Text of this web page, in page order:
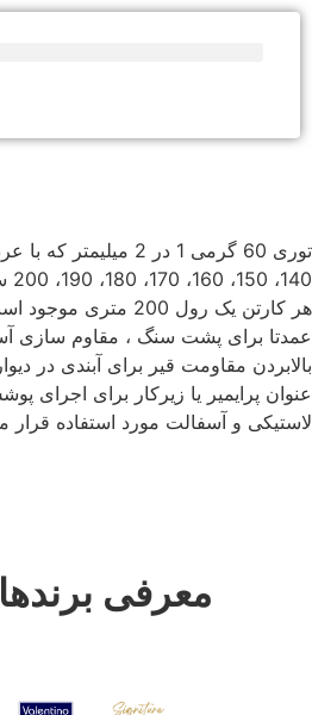
هر کارتن یک رول 200
عمدتا برای پشت سنگ ، مقاوم سازی
بالابردن مقاومت قیر برای آبندی در
عنوان پرایمیر یا زیرکار برای اجرای
لاستیکی و آسفالت مورد استفاده قرار
معرفی